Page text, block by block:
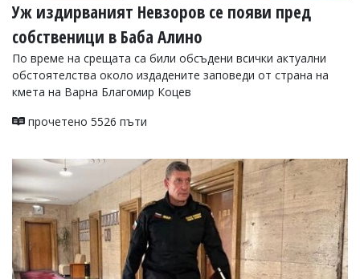
Уж издирваният Невзоров се появи пред
собственици в Баба Алино
По време на срещата са били обсъдени всички актуални
обстоятелства около издадените заповеди от страна на
кмета на Варна Благомир Коцев
прочетено 5526 пъти